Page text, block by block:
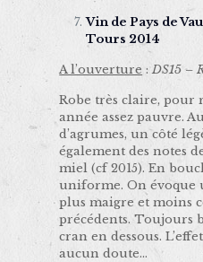
Vin de Pays de
Tours 2014
A l’ouverture :DS15 –
Robe très claire, pour
année assez pauvre.
d’agrumes, un côté
également des notes
miel (cf 2015). En
uniforme. On évoque
plus maigre et moins
précédents. Toujours
cran en dessous.
aucun doute…